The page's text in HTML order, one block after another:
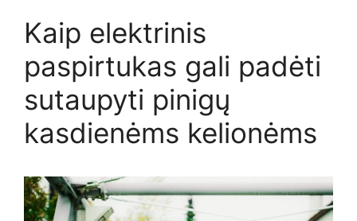
Kaip elektrinis
paspirtukas gali padėti
sutaupyti pinigų
kasdienėms kelionėms